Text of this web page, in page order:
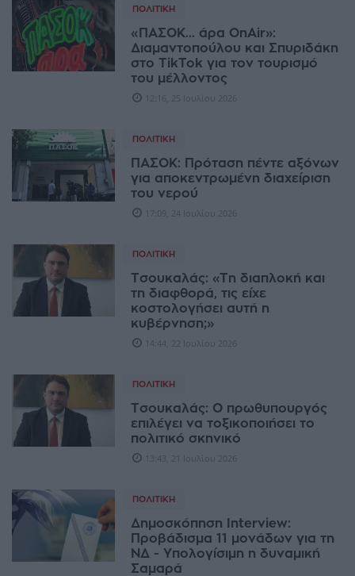
ΠΟΛΙΤΙΚΉ
«ΠΑΣΟΚ... άρα OnAir»:
Διαμαντοπούλου και Σπυριδάκη
στο TikTok για τον τουρισμό
του μέλλοντος
12:16, 25 Ιουλίου 2026
ΠΟΛΙΤΙΚΉ
ΠΑΣΟΚ: Πρόταση πέντε αξόνων
για αποκεντρωμένη διαχείριση
του νερού
17:09, 24 Ιουλίου 2026
ΠΟΛΙΤΙΚΉ
Τσουκαλάς: «Τη διαπλοκή και
τη διαφθορά, τις είχε
κοστολογήσει αυτή η
κυβέρνηση;»
14:44, 22 Ιουλίου 2026
ΠΟΛΙΤΙΚΉ
Τσουκαλάς: Ο πρωθυπουργός
επιλέγει να τοξικοποιήσει το
πολιτικό σκηνικό
13:43, 21 Ιουλίου 2026
ΠΟΛΙΤΙΚΉ
Δημοσκόπηση Interview:
Προβάδισμα 11 μονάδων για τη
ΝΔ - Υπολογίσιμη η δυναμική
Σαμαρά